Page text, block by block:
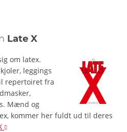
Late X
om latex.
leggings
repertoiret fra
Mænd og
kommer her fuldt ud til deres